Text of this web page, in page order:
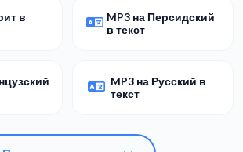
в
MP3 на Персидский
в текст
MP3 на Русский в
текст